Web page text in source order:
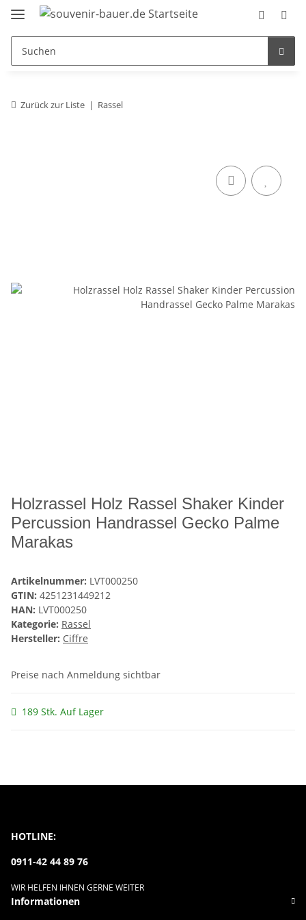
Zurück zur Liste Rassel
Holzrassel Holz Rassel Shaker Kinder
Percussion Handrassel Gecko Palme
Marakas
Artikelnummer: LVT000250
GTIN: 4251231449212
HAN: LVT000250
Kategorie: Rassel
Hersteller: Ciffre
Preise nach Anmeldung sichtbar
189 Stk. Auf Lager
HOTLINE:
0911-42 44 89 76
WIR HELFEN IHNEN GERNE WEITER
Informationen